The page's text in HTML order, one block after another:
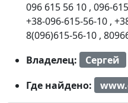
096 615 56 10 , 096-
+38-096-615-56-10 ,
8(096)615-56-10 ,
Владелец:
Сергей
Где найдено: